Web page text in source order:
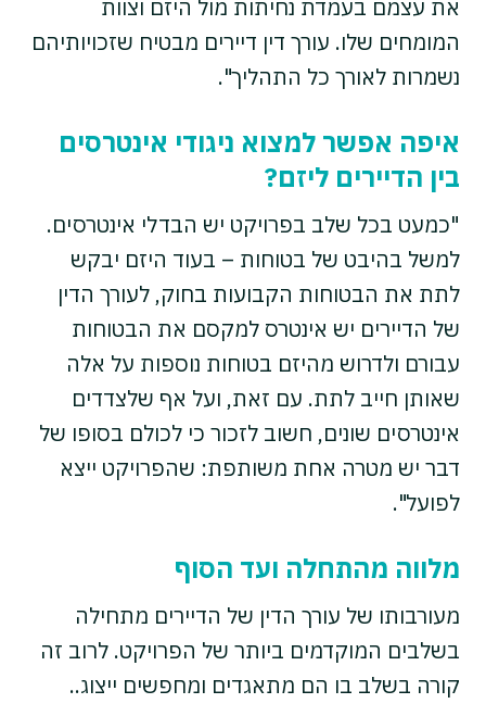
את עצמם בעמדת נחיתות מול היזם וצוות
המומחים שלו. עורך דין דיירים מבטיח שזכויותיהם
נשמרות לאורך כל התהליך".
איפה אפשר למצוא ניגודי אינטרסים
בין הדיירים ליזם?
"כמעט בכל שלב בפרויקט יש הבדלי אינטרסים.
למשל בהיבט של בטוחות – בעוד היזם יבקש
לתת את הבטוחות הקבועות בחוק, לעורך הדין
של הדיירים יש אינטרס למקסם את הבטוחות
עבורם ולדרוש מהיזם בטוחות נוספות על אלה
שאותן חייב לתת. עם זאת, ועל אף שלצדדים
אינטרסים שונים, חשוב לזכור כי לכולם בסופו של
דבר יש מטרה אחת משותפת: שהפרויקט ייצא
לפועל".
מלווה מהתחלה ועד הסוף
מעורבותו של עורך הדין של הדיירים מתחילה
בשלבים המוקדמים ביותר של הפרויקט. לרוב זה
קורה בשלב בו הם מתאגדים ומחפשים ייצוג..